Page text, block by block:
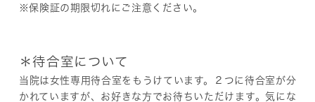
※保険証の期限切れにご注意ください。
＊待合室について
当院は女性専用待合室をもうけています。２つに待合室が分
かれていますが、お好きな方でお待ちいただけます。気にな